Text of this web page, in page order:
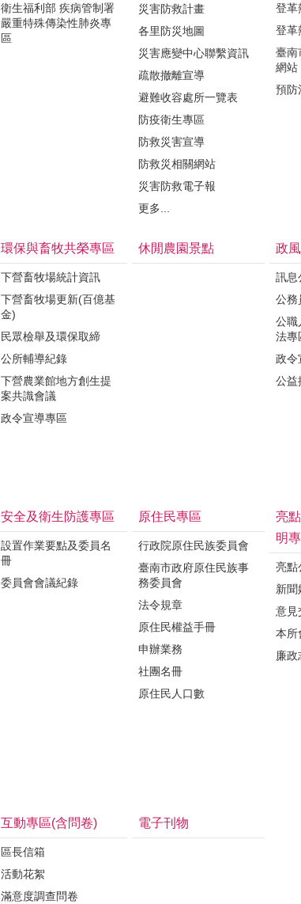
衛生福利部 疾病管制署
嚴重特殊傳染性肺炎專
區
災害防救計畫
各里防災地圖
災害應變中心聯繫資訊
疏散撤離宣導
避難收容處所一覽表
防疫衛生專區
防救災害宣導
防救災相關網站
災害防救電子報
更多...
登革
登革
臺南
網站
預防
環保與畜牧共榮專區
下營畜牧場統計資訊
下營畜牧場更新(百億基
金)
民眾檢舉及環保取締
公所輔導紀錄
下營農業館地方創生提
案共識會議
政令宣導專區
休閒農園景點 政
訊息
公務
公職
法專
政令
公益
安全及衛生防護專區
設置作業要點及委員名
冊
委員會會議紀錄
原住民專區
行政院原住民族委員會
臺南市政府原住民族事
務委員會
法令規章
原住民權益手冊
申辦業務
社團名冊
原住民人口數
亮
明
亮點
新聞
意見
本所
廉政
互動專區(含問卷)
區長信箱
活動花絮
滿意度調查問卷
電子刊物